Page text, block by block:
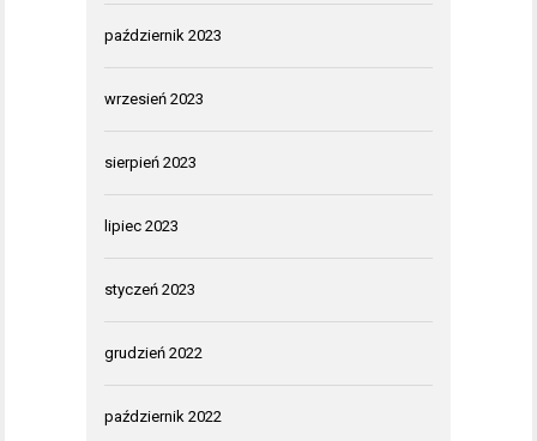
październik 2023
wrzesień 2023
sierpień 2023
lipiec 2023
styczeń 2023
grudzień 2022
październik 2022